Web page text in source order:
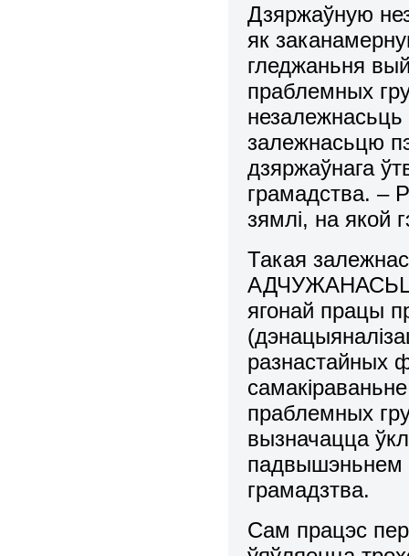
Дзяpжаўную
як
гледжаньня
праблемных
залежнасьцю
дзяpжаўнага
грамадства. –
зямлі, на якой
Такая
АДЧУЖАНАСЬЦІ
ягонай пpацы
pазнастайных
пpаблемных
вызначацца
падвышэньнем
гpамадзтва.
Сам пpацэс